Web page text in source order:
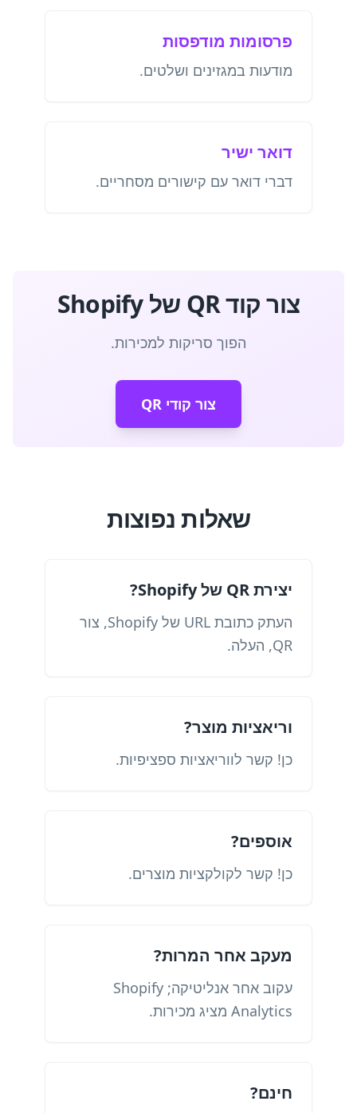
פרסומות מודפסות
מודעות במגזינים ושלטים.
דואר ישיר
דברי דואר עם קישורים מסחריים.
צור קוד QR של Shopify
הפוך סריקות למכירות.
צור קודי QR
שאלות נפוצות
יצירת QR של Shopify?
העתק כתובת URL של Shopify, צור
QR, העלה.
וריאציות מוצר?
כן! קשר לווריאציות ספציפיות.
אוספים?
כן! קשר לקולקציות מוצרים.
מעקב אחר המרות?
עקוב אחר אנליטיקה; Shopify
Analytics מציג מכירות.
חינם?